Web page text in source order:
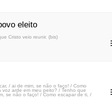
eleito
Cristo veio reunir. (bis)
/ ai de mim, se não o faço! / Como
arde em meu peito? / Tenho que
se não o faço! / Como escapar de ti, /
peito?